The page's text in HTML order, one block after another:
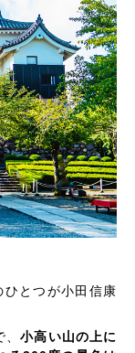
とつが小田信康
、小高い山の上に